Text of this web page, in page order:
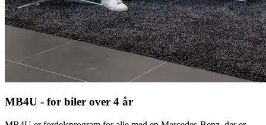
MB4U - for biler over 4 år